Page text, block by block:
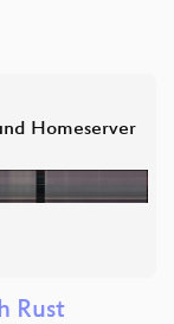
Homeserver
Rust